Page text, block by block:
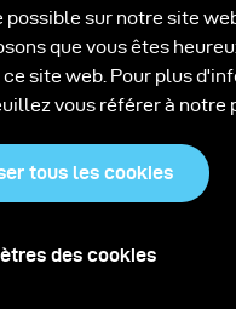
à
le Siros L
des tutoriels et des
possible sur notre site
que vous êtes
site web. Pour plus
vous référer à notre
tous les cookies
des cookies